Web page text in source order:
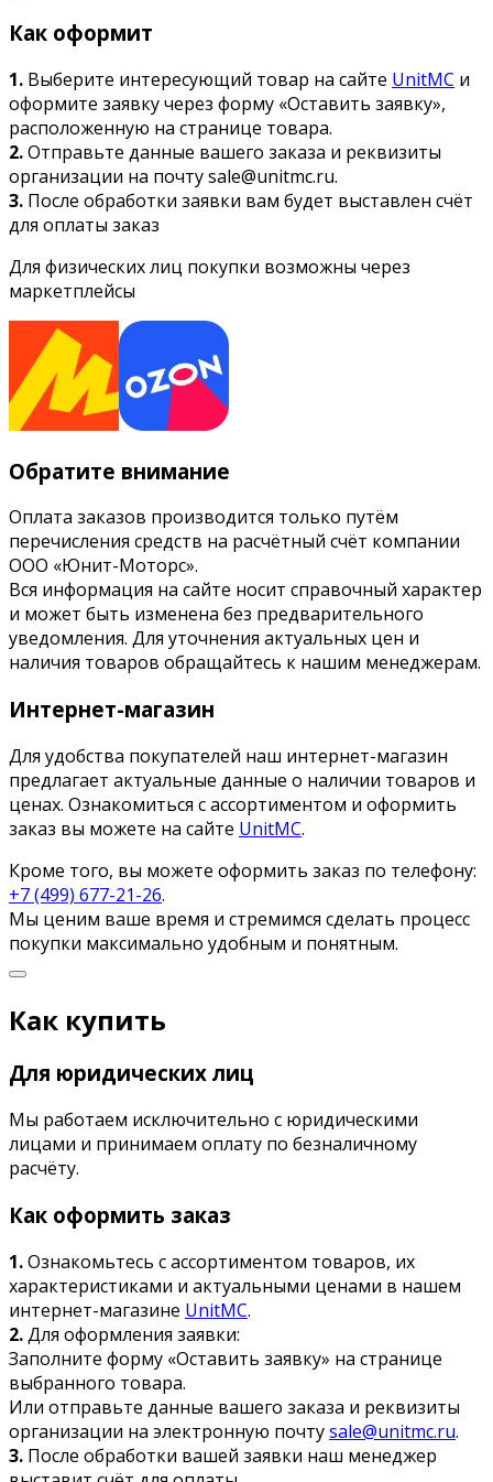
Как оформит
1. Выберите интересующий товар на сайте UnitMC и
оформите заявку через форму «Оставить заявку»,
расположенную на странице товара.
2.Отправьте данные вашего заказа и реквизиты
организации на почту sale@unitmc.ru.
3. После обработки заявки вам будет выставлен счёт
для оплаты заказ
Для физических лиц покупки возможны через
маркетплейсы
Обратите внимание
Оплата заказов производится только путём
перечисления средств на расчётный счёт компании
ООО «Юнит-Моторс».
Вся информация на сайте носит справочный характер
и может быть изменена без предварительного
уведомления. Для уточнения актуальных цен и
наличия товаров обращайтесь к нашим менеджерам.
Интернет-магазин
Для удобства покупателей наш интернет-магазин
предлагает актуальные данные о наличии товаров и
ценах. Ознакомиться с ассортиментом и оформить
заказ вы можете на сайте UnitMC.
Кроме того, вы можете оформить заказ по телефону:
+7 (499) 677-21-26.
Мы ценим ваше время и стремимся сделать процесс
покупки максимально удобным и понятным.
Как купить
Для юридических лиц
Мы работаем исключительно с юридическими
лицами и принимаем оплату по безналичному
расчёту.
Как оформить заказ
1.Ознакомьтесь с ассортиментом товаров, их
характеристиками и актуальными ценами в нашем
интернет-магазине UnitMC.
2.Для оформления заявки:
Заполните форму «Оставить заявку» на странице
выбранного товара.
Или отправьте данные вашего заказа и реквизиты
организации на электронную почтуsale@unitmc.ru.
3. После обработки вашей заявки наш менеджер